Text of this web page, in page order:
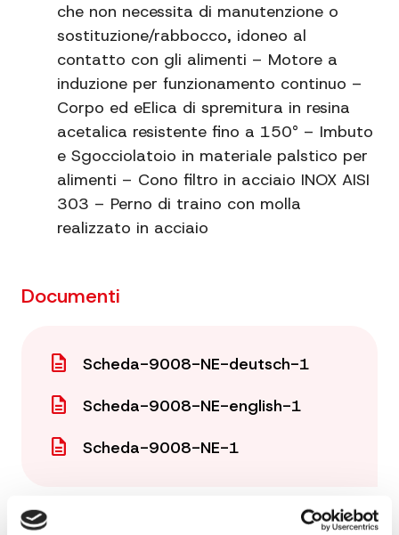
Imbuto e sgocciolatoio
Ingranaggi
Velocità di rotazione 123 g/m
Materiale Resina acetalica
Misura
che non necessita di manutenzione o
sostituzione/rabbocco, idoneo al
contatto con gli alimenti – Motore a
induzione per funzionamento continuo –
Corpo ed eElica di spremitura in resina
acetalica resistente fino a 150° – Imbuto
e Sgocciolatoio in materiale palstico per
alimenti – Cono filtro in acciaio INOX AISI
303 – Perno di traino con molla
realizzato in acciaio
Documenti
description Scheda-9008-NE-deutsch-1
description Scheda-9008-NE-english-1
description Scheda-9008-NE-1